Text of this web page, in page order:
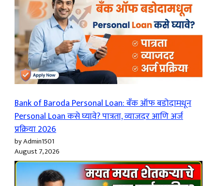
Bank of Baroda Personal Loan: बँक ऑफ बडोदामधून
Personal Loan कसे घ्यावे? पात्रता, व्याजदर आणि अर्ज
प्रक्रिया 2026
by Admin1501
August 7, 2026